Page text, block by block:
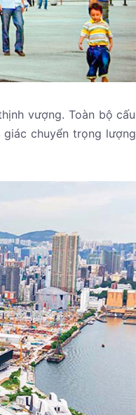
vượng. Toàn bộ cấu
chuyển trọng lượng